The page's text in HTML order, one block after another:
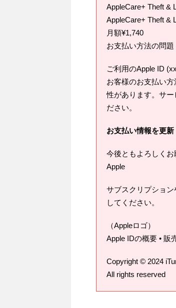
AppleCare+ Theft &
AppleCare+ Theft &
月額¥1,740
お支払い方法の問題
ご利用のApple ID
お客様のお支払い
性があります。サ
ださい。
お支払い情報を更新
今後ともよろしくお
Apple
サブスクリプショ
してください。
（Appleロゴ）
Apple IDの概要 • 販
Copyright © 2024
All rights reserved